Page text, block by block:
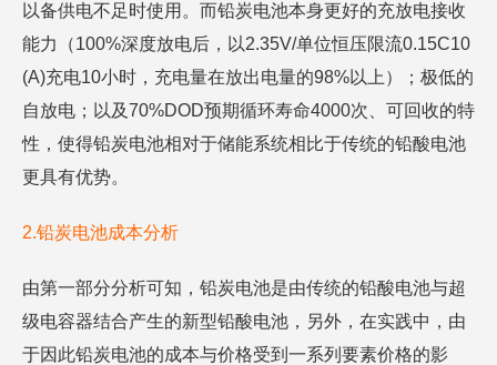
以备供电不足时使用。而铅炭电池本身更好的充放电接收
能力（100%深度放电后，以2.35V/单位恒压限流0.15C10
(A)充电10小时，充电量在放出电量的98%以上）；极低的
自放电；以及70%DOD预期循环寿命4000次、可回收的特
性，使得铅炭电池相对于储能系统相比于传统的铅酸电池
更具有优势。
2.铅炭电池成本分析
由第一部分分析可知，铅炭电池是由传统的铅酸电池与超
级电容器结合产生的新型铅酸电池，另外，在实践中，由
于因此铅炭电池的成本与价格受到一系列要素价格的影